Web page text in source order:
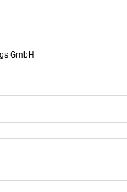
GmbH